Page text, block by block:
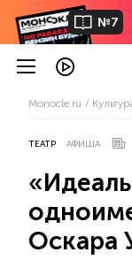
№7
Monocle.ru
ТЕАТР АФИША
Оскара